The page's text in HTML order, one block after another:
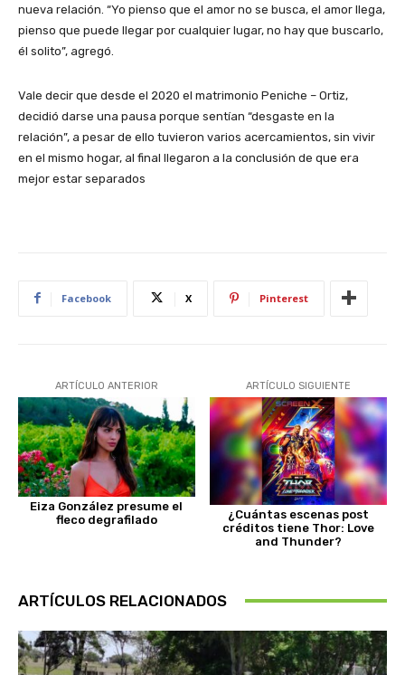
nueva relación. “Yo pienso que el amor no se busca, el amor llega,
pienso que puede llegar por cualquier lugar, no hay que buscarlo,
él solito”, agregó.
Vale decir que desde el 2020 el matrimonio Peniche – Ortiz,
decidió darse una pausa porque sentían “desgaste en la
relación”, a pesar de ello tuvieron varios acercamientos, sin vivir
en el mismo hogar, al final llegaron a la conclusión de que era
mejor estar separados
Facebook X Pinterest
ARTÍCULO ANTERIOR
Eiza González presume el
fleco degrafilado
ARTÍCULO SIGUIENTE
¿Cuántas escenas post
créditos tiene Thor: Love
and Thunder?
ARTÍCULOS RELACIONADOS